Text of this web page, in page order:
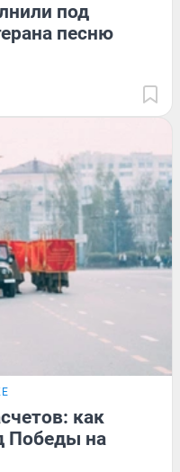
под
песню
как
Победы на